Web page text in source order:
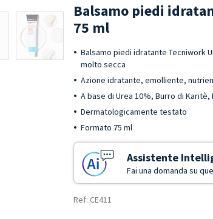
Balsamo piedi
75 ml
Balsamo piedi idratante Tecniwork
molto secca
Azione idratante, emolliente,
A base di Urea 10%, Burro di
Dermatologicamente testato
Formato 75 ml
Assistente
Fai una domanda su
Ref: CE411